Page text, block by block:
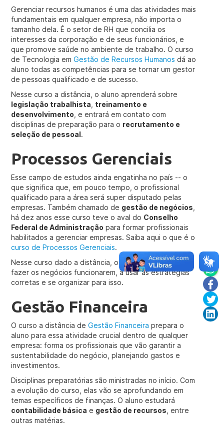
Gerenciar recursos humanos é uma das atividades mais
fundamentais em qualquer empresa, não importa o
tamanho dela. É o setor de RH que concilia os
interesses da corporação e de seus funcionários, e
que promove saúde no ambiente de trabalho. O curso
de Tecnologia emGestão de Recursos Humanos dá ao
aluno todas as competências para se tornar um gestor
de pessoas qualificado e de sucesso.
Nesse curso a distância, o aluno aprenderá sobre
legislação trabalhista treinamento e
desenvolvimento , e entrará em contato com
disciplinas de preparação para o recrutamento e
seleção de pessoal.
Processos Gerenciais
Esse campo de estudos ainda engatinha no país -- o
que significa que, em pouco tempo, o profissional
qualificado para a área será super disputado pelas
empresas. Também chamado de gestão de negócios
há dez anos esse curso teve o aval do Conselho
Federal de Administração para formar profissionais
habilitados a gerenciar empresas. Saiba aqui o que é o
curso de Processos Gerenciais.
Nesse curso dado a distância, o aluno aprende como
fazer os negócios funcionarem, a usar as estratégias
corretas e se organizar para isso.
Gestão Financeira
O curso a distância deGestão Financeira prepara o
aluno para essa atividade crucial dentro de qualquer
empresa: forma os profissionais que vão garantir a
sustentabilidade do negócio, planejando gastos e
investimentos.
Disciplinas preparatórias são ministradas no início. Com
a evolução do curso, elas vão se aprofundando em
temas específicos de finanças. O aluno estudará
contabilidade básica e gestão de recursos , entre
outras matérias.